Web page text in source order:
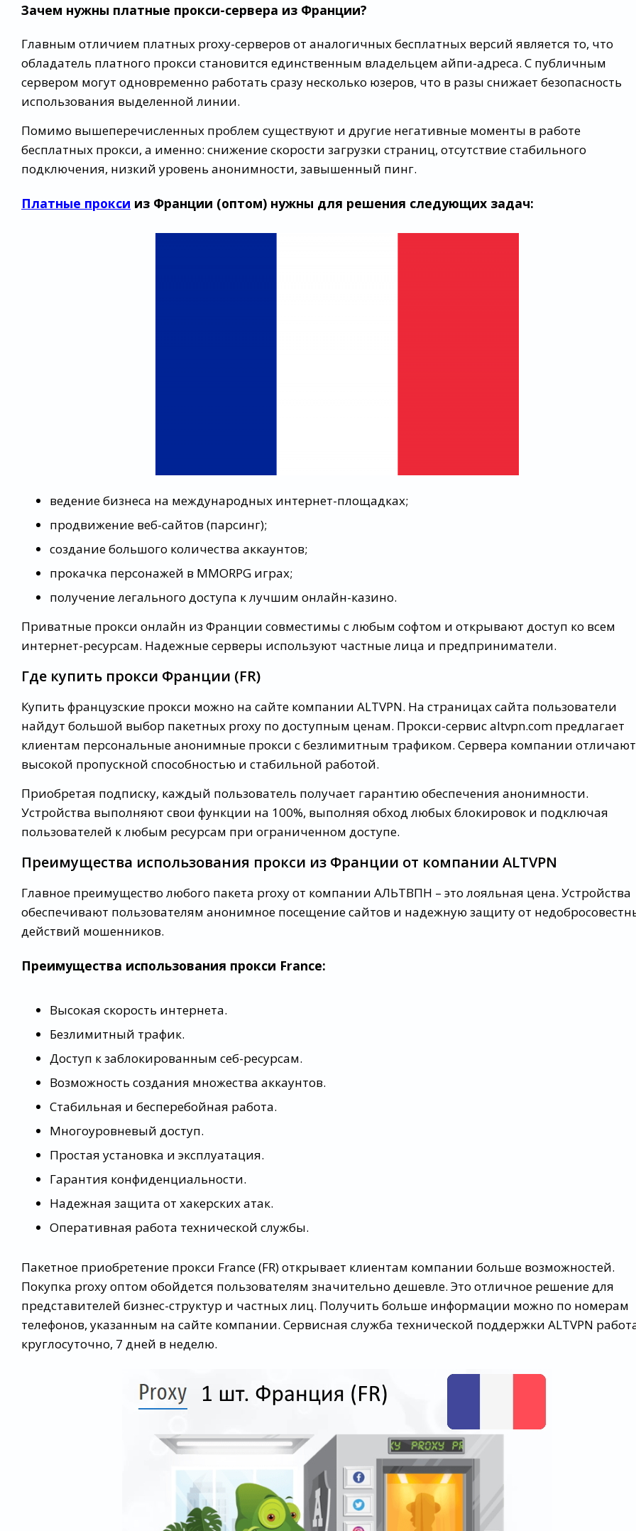
Зачем нужны платные прокси-сервера из Франции?
Главным отличием платных proxy-серверов от аналогичных бесплатных версий является то, что
обладатель платного прокси становится единственным владельцем айпи-адреса. С публичным
сервером могут одновременно работать сразу несколько юзеров, что в разы снижает безопасность
использования выделенной линии.
Помимо вышеперечисленных проблем существуют и другие негативные моменты в работе
бесплатных прокси, а именно: снижение скорости загрузки страниц, отсутствие стабильного
подключения, низкий уровень анонимности, завышенный пинг.
Платные прокси из Франции (оптом) нужны для решения следующих задач:
ведение бизнеса на международных интернет-площадках;
продвижение веб-сайтов (парсинг);
создание большого количества аккаунтов;
прокачка персонажей в MMORPG играх;
получение легального доступа к лучшим онлайн-казино.
Приватные прокси онлайн из Франции совместимы с любым софтом и открывают доступ ко всем
интернет-ресурсам. Надежные серверы используют частные лица и предприниматели.
Где купить прокси Франции (FR)
Купить французские прокси можно на сайте компании ALTVPN. На страницах сайта пользователи
найдут большой выбор пакетных proxy по доступным ценам. Прокси-сервис altvpn.com предлагает
клиентам персональные анонимные прокси с безлимитным трафиком. Сервера компании
высокой пропускной способностью и стабильной работой.
Приобретая подписку, каждый пользователь получает гарантию обеспечения анонимности.
Устройства выполняют свои функции на 100%, выполняя обход любых блокировок и подключая
пользователей к любым ресурсам при ограниченном доступе.
Преимущества использования прокси из Франции от компании ALTVPN
Главное преимущество любого пакета proxy от компании АЛЬТВПН – это лояльная цена. Устройства
обеспечивают пользователям анонимное посещение сайтов и надежную защиту от
действий мошенников.
Преимущества использования прокси France:
Высокая скорость интернета.
Безлимитный трафик.
Доступ к заблокированным себ-ресурсам.
Возможность создания множества аккаунтов.
Стабильная и бесперебойная работа.
Многоуровневый доступ.
Простая установка и эксплуатация.
Гарантия конфиденциальности.
Надежная защита от хакерских атак.
Оперативная работа технической службы.
Пакетное приобретение прокси France (FR) открывает клиентам компании больше возможностей.
Покупка proxy оптом обойдется пользователям значительно дешевле. Это отличное решение для
представителей бизнес-структур и частных лиц. Получить больше информации можно по номерам
телефонов, указанным на сайте компании. Сервисная служба технической поддержки ALTVPN
круглосуточно, 7 дней в неделю.